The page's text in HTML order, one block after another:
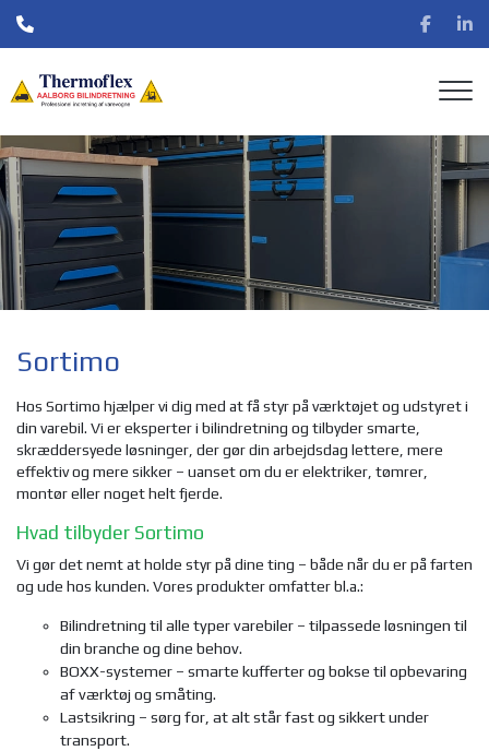
Gå
Sortimo
Hos Sortimo hjælper vi dig med at få styr på værktøjet og udstyret i
din varebil. Vi er eksperter i bilindretning og tilbyder smarte,
skræddersyede løsninger, der gør din arbejdsdag lettere, mere
effektiv og mere sikker – uanset om du er elektriker, tømrer,
montør eller noget helt fjerde.
Hvad tilbyder Sortimo
Vi gør det nemt at holde styr på dine ting – både når du er på farten
og ude hos kunden. Vores produkter omfatter bl.a.:
Bilindretning til alle typer varebiler – tilpassede løsningen til
din branche og dine behov.
BOXX-systemer – smarte kufferter og bokse til opbevaring
af værktøj og småting.
Lastsikring – sørg for, at alt står fast og sikkert under
transport.